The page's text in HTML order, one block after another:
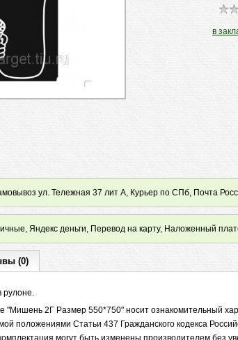
в
ул. Тележная 37 лит А, Курьер по СПб, Почта
Яндекс деньги, Перевод на карту, Наложенный
(0)
рулоне.
"Мишень 2Г Размер 550*750" носит ознакомительный
положениями Статьи 437 Гражданского кодекса
могут быть изменены производителем без